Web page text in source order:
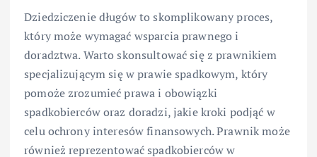
Dziedziczenie długów to skomplikowany proces,
który może wymagać wsparcia prawnego i
doradztwa. Warto skonsultować się z prawnikiem
specjalizującym się w prawie spadkowym, który
pomoże zrozumieć prawa i obowiązki
spadkobierców oraz doradzi, jakie kroki podjąć w
celu ochrony interesów finansowych. Prawnik może
również reprezentować spadkobierców w